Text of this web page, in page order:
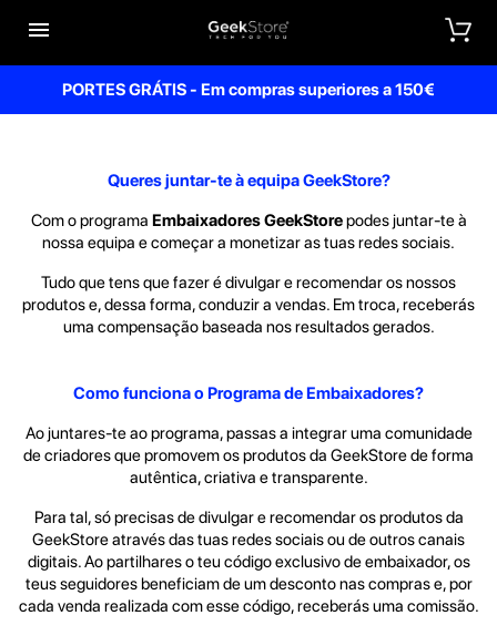

PORTES GRÁTIS - Em compras superiores a 150€
Queres juntar-te à equipa GeekStore?
Com o programa Embaixadores GeekStorepodes juntar-te à
nossa equipa e começar a monetizar as tuas redes sociais.
Tudo que tens que fazer é divulgar e recomendar os nossos
produtos e, dessa forma, conduzir a vendas. Em troca, receberás
uma compensação baseada nos resultados gerados.
Como funciona o Programa de Embaixadores?
Ao juntares-te ao programa, passas a integrar uma comunidade
de criadores que promovem os produtos da GeekStore de forma
autêntica, criativa e transparente.
Para tal, só precisas de divulgar e recomendar os produtos da
GeekStore através das tuas redes sociais ou de outros canais
digitais. Ao partilhares o teu código exclusivo de embaixador, os
teus seguidores beneficiam de um desconto nas compras e, por
cada venda realizada com esse código, receberás uma comissão.